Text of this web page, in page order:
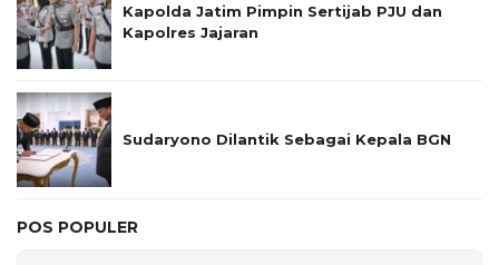
Kapolda Jatim Pimpin Sertijab PJU dan
Kapolres Jajaran
Sudaryono Dilantik Sebagai Kepala BGN
POS POPULER